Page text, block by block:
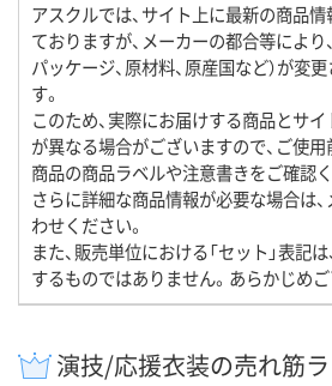
アスクルでは、サイト上に最新の商品
ておりますが、メーカーの都合等により、
パッケージ、原材料、原産国など）が変
す。
このため、実際にお届けする商品とサ
が異なる場合がございますので、ご使
商品の商品ラベルや注意書きをご確認く
さらに詳細な商品情報が必要な場合は
わせください。
また、販売単位における「セット」表記
するものではありません。あらかじめご
演技/応援衣装の売れ筋